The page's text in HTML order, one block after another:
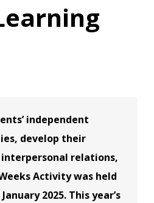
independent
develop their
relations,
Activity was held
2025. This year’s